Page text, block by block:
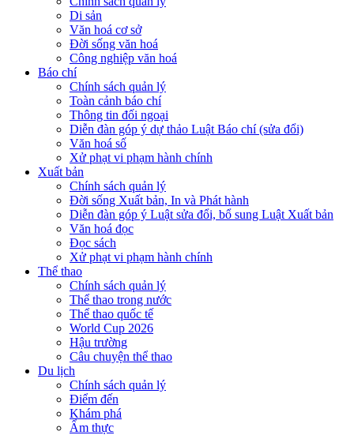
Di sản
Văn hoá cơ sở
Đời sống văn hoá
Công nghiệp văn hoá
Báo chí
Chính sách quản lý
Toàn cảnh báo chí
Thông tin đối ngoại
Diễn đàn góp ý dự thảo Luật Báo chí (sửa đổi)
Văn hoá số
Xử phạt vi phạm hành chính
Xuất bản
Chính sách quản lý
Đời sống Xuất bản, In và Phát hành
Diễn đàn góp ý Luật sửa đổi, bổ sung Luật Xuất bản
Văn hoá đọc
Đọc sách
Xử phạt vi phạm hành chính
Thể thao
Chính sách quản lý
Thể thao trong nước
Thể thao quốc tế
World Cup 2026
Hậu trường
Câu chuyện thể thao
Du lịch
Chính sách quản lý
Điểm đến
Khám phá
Ẩm thực